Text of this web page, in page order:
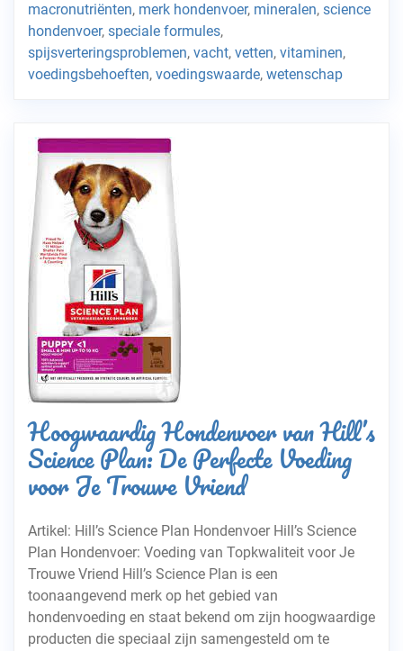
macronutriënten, merk hondenvoer, mineralen, science
hondenvoer, speciale formules,
spijsverteringsproblemen, vacht, vetten, vitaminen,
voedingsbehoeften, voedingswaarde, wetenschap
Hoogwaardig Hondenvoer van Hill’s
Science Plan: De Perfecte Voeding
voor Je Trouwe Vriend
Artikel: Hill’s Science Plan Hondenvoer Hill’s Science
Plan Hondenvoer: Voeding van Topkwaliteit voor Je
Trouwe Vriend Hill’s Science Plan is een
toonaangevend merk op het gebied van
hondenvoeding en staat bekend om zijn hoogwaardige
producten die speciaal zijn samengesteld om te